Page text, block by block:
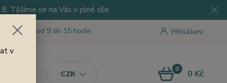
Těšíme se na Vás v plné síle.
CZK
Přihlášení
tu pro Vás od 9 do 15 hodin
0 0 Kč
v